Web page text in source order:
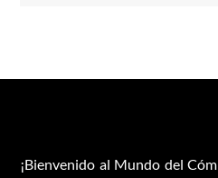
¡Bienvenido al Mundo del